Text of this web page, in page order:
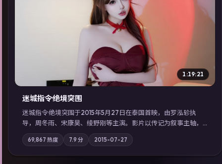
▶
1:19:21
迷城指令·绝境突围
迷城指令·绝境突围于2015年5月27日在泰国首映，由罗泓轸执
导，周冬雨、宋康昊、绫野刚等主演。影片以传记为叙事主轴，
记忆碎片重组后，主角发现自己从未活过“真实”的一天；摄影与
配乐强化地域气质；站内亦可通过「国产免费观看高清电视剧在
线看」延展检索同类型高分佳作，畅享高清在线追剧体验。
69,867 热度 7.9 分 2015-07-27